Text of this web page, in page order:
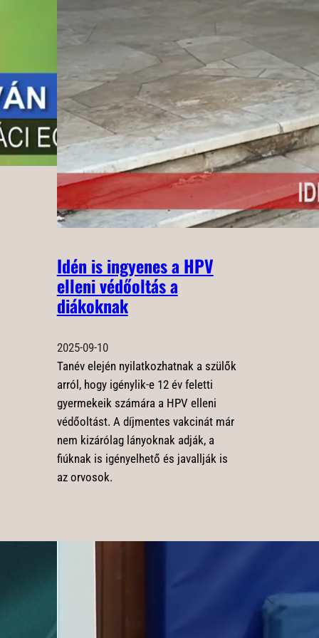
Idén is ingyenes a HPV
elleni védőoltás a
diákoknak
2025-09-10
Tanév elején nyilatkozhatnak a szülők
arról, hogy igénylik-e 12 év feletti
gyermekeik számára a HPV elleni
védőoltást. A díjmentes vakcinát már
nem kizárólag lányoknak adják, a
fiúknak is igényelhető és javallják is
az orvosok.